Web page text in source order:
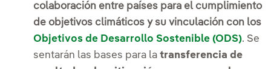
colaboración entre países para el cumplimiento
de objetivos climáticos y su vinculación con los
Objetivos de Desarrollo Sostenible (ODS). Se
sentarán las bases para la transferencia de